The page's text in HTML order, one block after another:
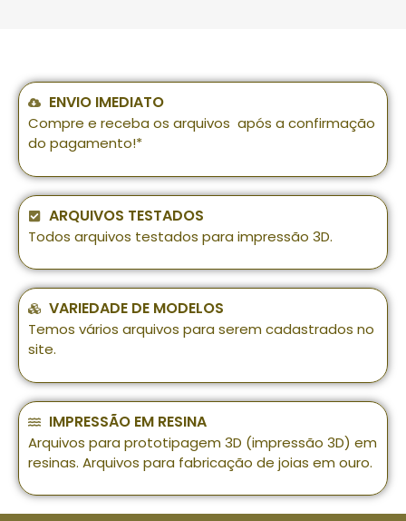
ENVIO IMEDIATO
Compre e receba os arquivos após a confirmação
do pagamento!*
ARQUIVOS TESTADOS
Todos arquivos testados para impressão 3D.
VARIEDADE DE MODELOS
Temos vários arquivos para serem cadastrados no
site.
IMPRESSÃO EM RESINA
Arquivos para prototipagem 3D (impressão 3D) em
resinas. Arquivos para fabricação de joias em ouro.